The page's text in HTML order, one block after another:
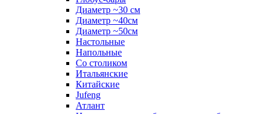
Диаметр ~30 см
Диаметр ~40см
Диаметр ~50см
Настольные
Напольные
Со столиком
Итальянские
Китайские
Jufeng
Атлант